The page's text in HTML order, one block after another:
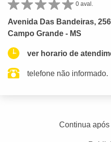
0 aval.
Avenida Das Bandeiras,
Campo Grande - MS
ver horario de
telefone não informado.
Continua